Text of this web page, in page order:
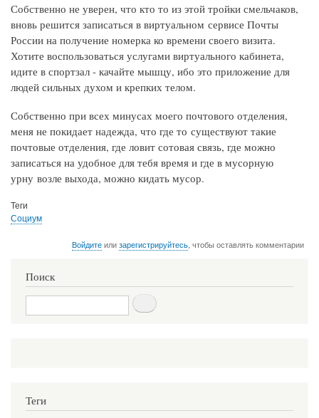
Собственно не уверен, что кто то из этой тройки смельчаков,
вновь решится записаться в виртуальном сервисе Почты
России на получение номерка ко времени своего визита.
Хотите воспользоваться услугами виртуального кабинета,
идите в спортзал - качайте мышцу, ибо это приложение для
людей сильных духом и крепких телом.
Собственно при всех минусах моего почтового отделения,
меня не покидает надежда, что где то существуют такие
почтовые отделения, где ловит сотовая связь, где можно
записаться на удобное для тебя время и где в мусорную
урну возле выхода, можно кидать мусор.
Теги
Социум
Войдитеилизарегистрируйтесь, чтобы оставлять комментарии
Поиск
Поиск
Теги